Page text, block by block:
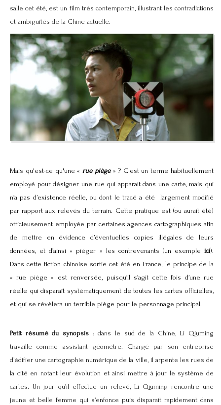
salle cet été, est un film très contemporain, illustrant les contradictions
et ambiguïtés de la Chine actuelle.
Mais qu'est-ce qu'une «rue piège» ? C'est un terme habituellement
employé pour désigner une rue qui apparaît dans une carte, mais qui
n’a pas d’existence réelle, ou dont le tracé a été largement modifié
par rapport aux relevés du terrain. Cette pratique est (ou aurait été)
officieusement employée par certaines agences cartographiques afin
de mettre en évidence d’éventuelles copies illégales de leurs
données, et d’ainsi « piéger » les contrevenants (un exemple ici).
Dans cette fiction chinoise sortie cet été en France, le principe de la
« rue piège » est renversée, puisqu’il s’agit cette fois d’une rue
réelle qui disparaît systématiquement de toutes les cartes officielles,
et qui se révèlera un terrible piège pour le personnage principal.
Petit résumé du synopsis : dans le sud de la Chine, Li Qiuming
travaille comme assistant géomètre. Chargé par son entreprise
d’édifier une cartographie numérique de la ville, il arpente les rues de
la cité en notant leur évolution et ainsi mettre à jour le système de
cartes. Un jour qu’il effectue un relevé, Li Qiuming rencontre une
jeune et belle femme qui s’enfonce puis disparaît rapidement dans